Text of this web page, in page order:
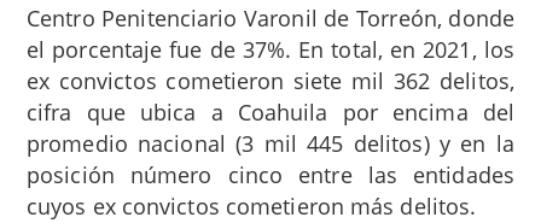
Centro Penitenciario Varonil de Torreón, donde
el porcentaje fue de 37%. En total, en 2021, los
ex convictos cometieron siete mil 362 delitos,
cifra que ubica a Coahuila por encima del
promedio nacional (3 mil 445 delitos) y en la
posición número cinco entre las entidades
cuyos ex convictos cometieron más delitos.